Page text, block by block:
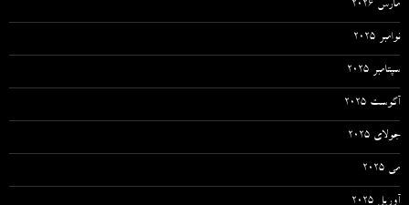
مارس 2026
نوامبر 2025
سپتامبر 2025
آگوست 2025
جولای 2025
می 2025